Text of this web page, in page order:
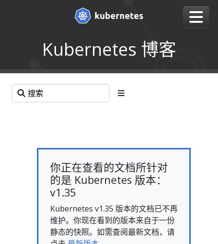
Kubernetes 博客
你正在查看的文档所针对
的是 Kubernetes 版本：
v1.35
Kubernetes v1.35 版本的文档已不再
维护。你现在看到的版本来自于一份
静态的快照。如需查阅最新文档，请